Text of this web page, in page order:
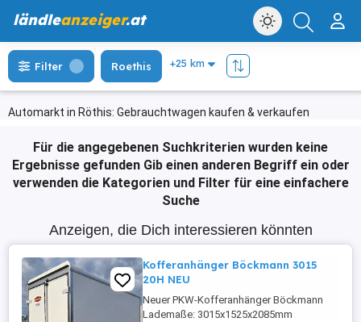
ländleanzeiger.at
Automarkt in Röthis: Gebrauchtwagen kaufen & verkaufen
Filter Roethis
Für die angegebenen Suchkriterien wurden keine
Ergebnisse gefunden Gib einen anderen Begriff ein oder
verwenden die Kategorien und Filter für eine einfachere
Suche
Anzeigen, die Dich interessieren könnten
Kofferanhänger Böckmann 3015
20H NEU
Neuer PKW-Kofferanhänger Böckmann
Lademaße: 3015x1525x2085mm